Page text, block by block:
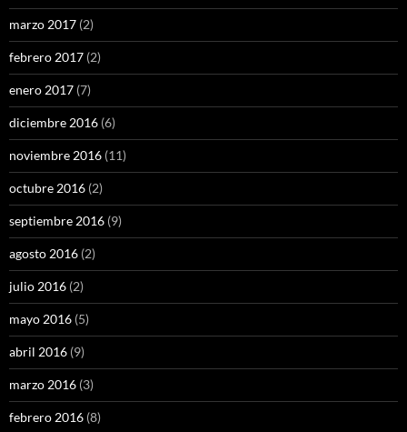
marzo 2017 (2)
febrero 2017 (2)
enero 2017 (7)
diciembre 2016 (6)
noviembre 2016 (11)
octubre 2016 (2)
septiembre 2016 (9)
agosto 2016 (2)
julio 2016 (2)
mayo 2016 (5)
abril 2016 (9)
marzo 2016 (3)
febrero 2016 (8)